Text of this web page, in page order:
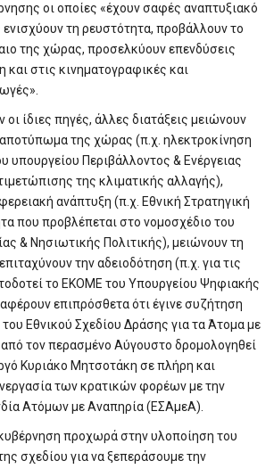
οι οποίες «έχουν σαφές αναπτυξιακό
τη ρευστότητα, προβάλλουν το
της χώρας, προσελκύουν επενδύσεις
και στις κινηματογραφικές και
ίδιες πηγές, άλλες διατάξεις μειώνουν
αποτύπωμα της χώρας (π.χ. ηλεκτροκίνηση
υπουργείου Περιβάλλοντος & Ενέργειας
της κλιματικής αλλαγής),
ανάπτυξη (π.χ. Εθνική Στρατηγική
που προβλέπεται στο νομοσχέδιο του
& Νησιωτικής Πολιτικής), μειώνουν τη
την αδειοδότηση (π.χ. για τις
το ΕΚΟΜΕ του Υπουργείου Ψηφιακής
επιπρόσθετα ότι έγινε συζήτηση
Εθνικού Σχεδίου Δράσης για τα Άτομα με
τον περασμένο Αύγουστο δρομολογηθεί
Κυριάκο Μητσοτάκη σε πλήρη και
των κρατικών φορέων με την
Ατόμων με Αναπηρία (ΕΣΑμεΑ).
προχωρά στην υλοποίηση του
σχεδίου για να ξεπεράσουμε την